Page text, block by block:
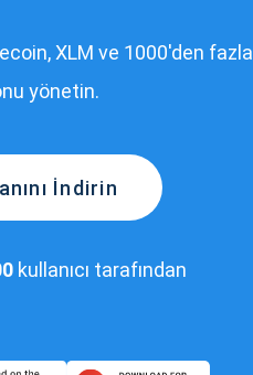
XLM ve 1000'den fazla
yönetin.
İndirin
kullanıcı tarafından